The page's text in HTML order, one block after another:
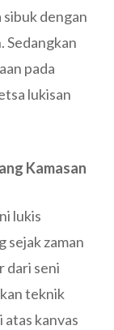
dengan
Sedangkan
pada
lukisan
Kamasan
lukis
sejak zaman
dari seni
teknik
atas kanvas